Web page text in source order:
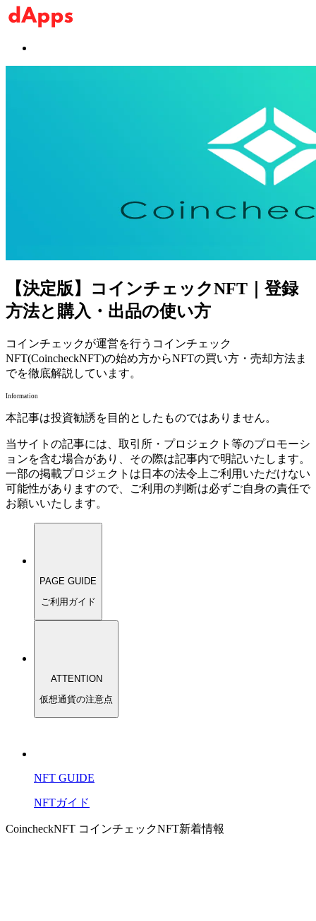
【決定版】コインチェックNFT｜登録
方法と購入・出品の使い方
コインチェックが運営を行うコインチェック
NFT(CoincheckNFT)の始め方からNFTの買い方・売却方法ま
でを徹底解説しています。
Information
本記事は投資勧誘を目的としたものではありません。
当サイトの記事には、取引所・プロジェクト等のプロモーシ
ョンを含む場合があり、その際は記事内で明記いたします。
一部の掲載プロジェクトは日本の法令上ご利用いただけない
可能性がありますので、ご利用の判断は必ずご自身の責任で
お願いいたします。
PAGE GUIDE
ご利用ガイド
ATTENTION
仮想通貨の注意点
NFT GUIDE
NFTガイド
CoincheckNFT コインチェックNFT新着情報